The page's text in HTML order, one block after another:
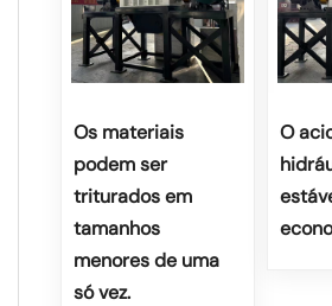
Os materiais
podem ser
triturados em
tamanhos
menores de uma
só vez.
O